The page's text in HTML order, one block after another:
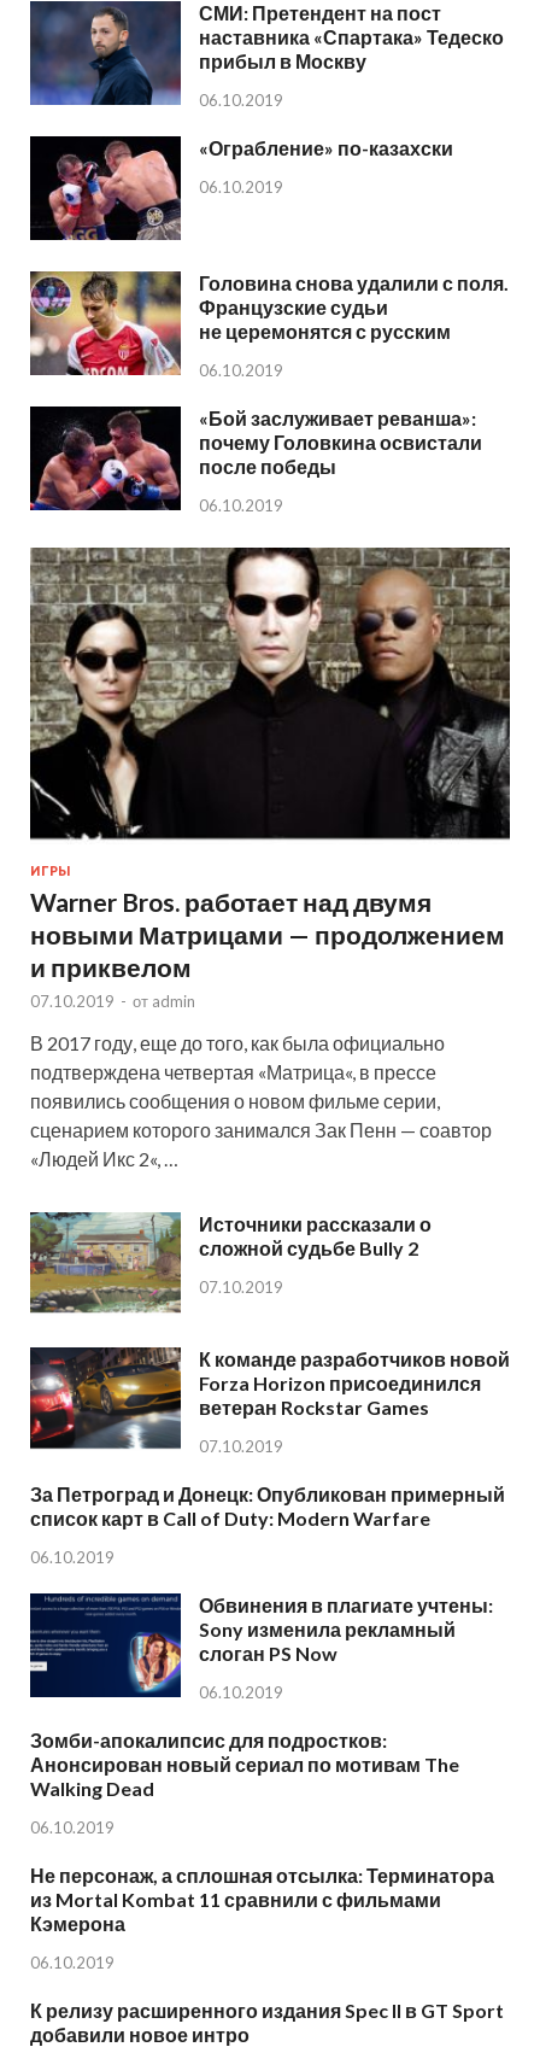
СМИ: Претендент на пост
наставника «Спартака» Тедеско
прибыл в Москву
06.10.2019
«Ограбление» по-казахски
06.10.2019
Головина снова удалили с поля.
Французские судьи
не церемонятся с русским
06.10.2019
«Бой заслуживает реванша»:
почему Головкина освистали
после победы
06.10.2019
ИГРЫ
Warner Bros. работает над двумя
новыми Матрицами — продолжением
и приквелом
07.10.2019 - от admin
В 2017 году, еще до того, как была официально
подтверждена четвертая «Матрица«, в прессе
появились сообщения о новом фильме серии,
сценарием которого занимался Зак Пенн — соавтор
«Людей Икс 2«, …
Источники рассказали о
сложной судьбе Bully 2
07.10.2019
К команде разработчиков новой
Forza Horizon присоединился
ветеран Rockstar Games
07.10.2019
За Петроград и Донецк: Опубликован примерный
список карт в Call of Duty: Modern Warfare
06.10.2019
Обвинения в плагиате учтены:
Sony изменила рекламный
слоган PS Now
06.10.2019
Зомби-апокалипсис для подростков:
Анонсирован новый сериал по мотивам The
Walking Dead
06.10.2019
Не персонаж, а сплошная отсылка: Терминатора
из Mortal Kombat 11 сравнили с фильмами
Кэмерона
06.10.2019
К релизу расширенного издания Spec II в GT Sport
добавили новое интро